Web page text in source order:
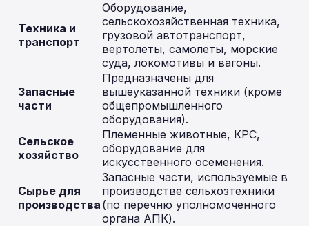
Техника и
транспорт
Оборудование,
сельскохозяйственная техника,
грузовой автотранспорт,
вертолеты, самолеты, морские
суда, локомотивы и вагоны.
Запасные
части
Предназначены для
вышеуказанной техники (кроме
общепромышленного
оборудования).
Сельское
хозяйство
Племенные животные, КРС,
оборудование для
искусственного осеменения.
Сырье для
производства
Запасные части, используемые в
производстве сельхозтехники
(по перечню уполномоченного
органа АПК).